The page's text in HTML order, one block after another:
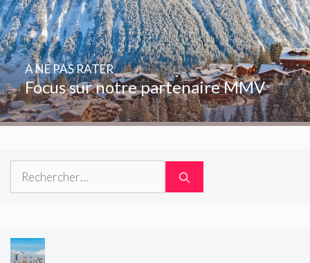
Focus sur notre partenaire MMV
A NE PAS RATER
Rechercher :